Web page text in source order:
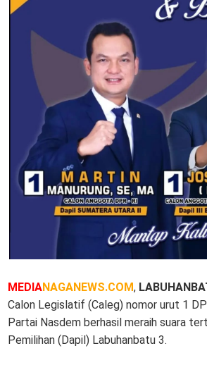
MEDIANAGANEWS.COM,
Calon Legislatif (Caleg) nomor urut 1
Partai Nasdem berhasil meraih suara
Pemilihan (Dapil) Labuhanbatu 3.